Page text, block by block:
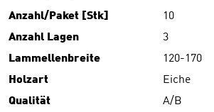
Anzahl/Paket [Stk]
10
Anzahl Lagen
3
Lammellenbreite
120-170
Holzart
Eiche
Qualität
A/B